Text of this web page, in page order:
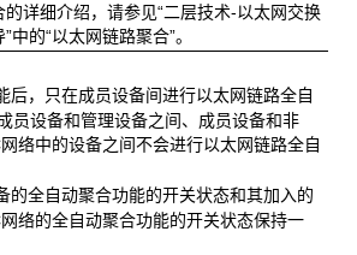
的详细介绍，请参见“二层技术-以太网交换
中的“以太网链路聚合”。
，只在成员设备间进行以太网链路全自
员设备和管理设备之间、成员设备和非
络中的设备之间不会进行以太网链路全自
全自动聚合功能的开关状态和其加入的
络的全自动聚合功能的开关状态保持一